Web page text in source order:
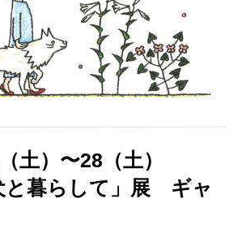
土）〜28（土）
と暮らして」展 ギャ